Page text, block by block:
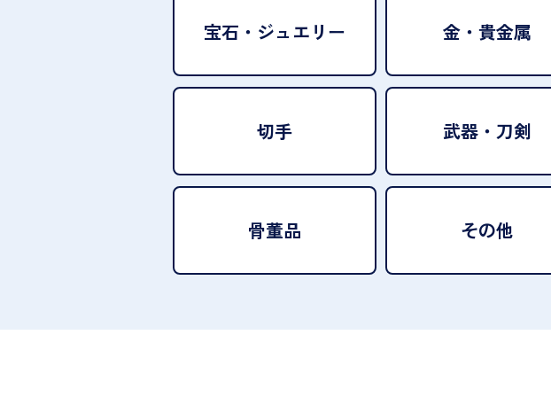
宝石・ ジュエリー 金・貴金属
切手 武器・刀剣
骨董品 その他